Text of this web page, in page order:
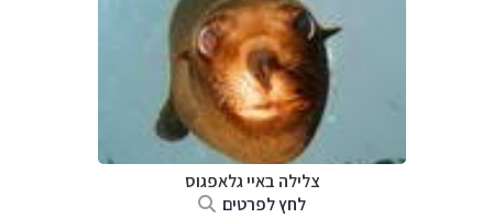
צלילה באיי גלאפגוס
לחץ לפרטים